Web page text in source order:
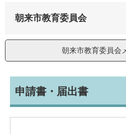
朝来市教育委員会
朝来市教育委員会
文申請書・届出書